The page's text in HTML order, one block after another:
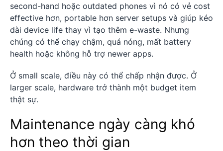
second-hand hoặc outdated phones vì nó có vẻ cost
effective hơn, portable hơn server setups và giúp kéo
dài device life thay vì tạo thêm e-waste. Nhưng
chúng có thể chạy chậm, quá nóng, mất battery
health hoặc không hỗ trợ newer apps.
Ở small scale, điều này có thể chấp nhận được. Ở
larger scale, hardware trở thành một budget item
thật sự.
Maintenance ngày càng khó
hơn theo thời gian